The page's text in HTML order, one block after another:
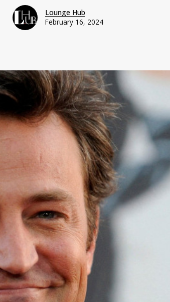
Lounge Hub
February 16, 2024